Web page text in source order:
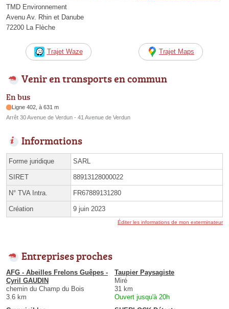
TMD Environnement
Avenu Av. Rhin et Danube
72200 La Flèche
Trajet Waze Trajet Maps
Venir en transports en commun
En bus
Ligne 402, à 631 m
Arrêt 30 Avenue de Verdun - 41 Avenue de Verdun
Informations
Forme juridique SARL
SIRET 88913128000022
N° TVA Intra. FR67889131280
Création 9 juin 2023
Éditer les informations de mon exterminateur
Entreprises proches
AFG - Abeilles Frelons Guêpes -
Cyril GAUDIN
chemin du Champ du Bois
3.6 km
Taupier Paysagiste
Miré
31 km
Ouvert jusqu'à 20h